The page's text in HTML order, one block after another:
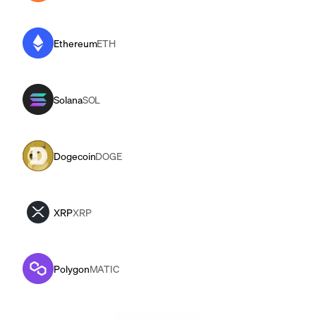
EthereumETH
SolanaSOL
DogecoinDOGE
XRPXRP
PolygonMATIC